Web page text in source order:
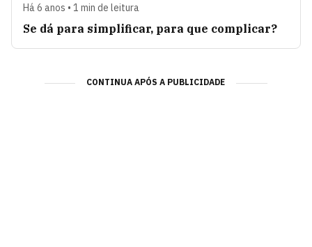
Há 6 anos • 1 min de leitura
Se dá para simplificar, para que complicar?
CONTINUA APÓS A PUBLICIDADE